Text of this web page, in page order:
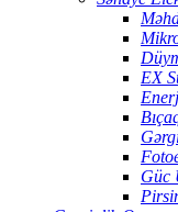
EX
Güc